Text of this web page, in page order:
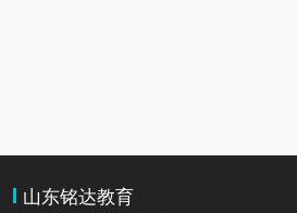
山东铭达教育